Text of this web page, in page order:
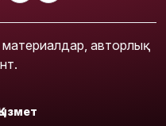
авторлық